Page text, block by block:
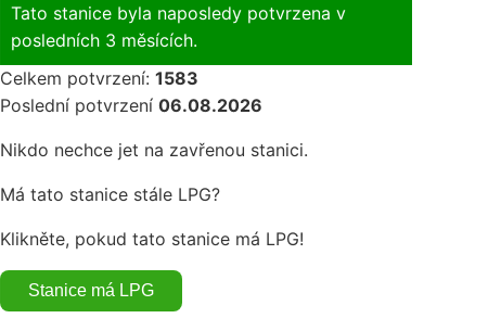
Tato stanice byla naposledy potvrzena v
posledních 3 měsících.
Celkem potvrzení: 1583
Poslední potvrzení 06.08.2026
Nikdo nechce jet na zavřenou stanici.
Má tato stanice stále LPG?
Klikněte, pokud tato stanice má LPG!